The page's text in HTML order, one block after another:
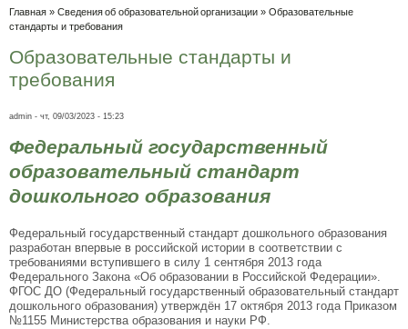
Вы здесь
Главная » Сведения об образовательной организации » Образовательные
стандарты и требования
Образовательные стандарты и
требования
admin - чт, 09/03/2023 - 15:23
Федеральный государственный
образовательный стандарт
дошкольного образования
Федеральный государственный стандарт дошкольного образования
разработан впервые в российской истории в соответствии с
требованиями вступившего в силу 1 сентября 2013 года
Федерального Закона «Об образовании в Российской Федерации».
ФГОС ДО (Федеральный государственный образовательный стандарт
дошкольного образования) утверждён 17 октября 2013 года Приказом
№1155 Министерства образования и науки РФ.